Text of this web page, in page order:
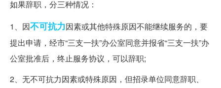
如果辞职，分三种情况：
1、因不可抗力因素或其他特殊原因不能继续服务的，要
提出申请，经市“三支一扶”办公室同意并报省“三支一扶”办
公室批准后，终止服务协议，可以辞职;
2、无不可抗力因素或特殊原因，但招录单位同意辞职、